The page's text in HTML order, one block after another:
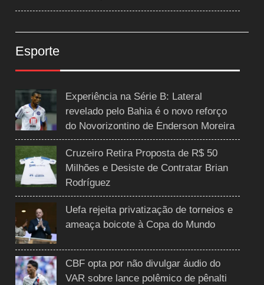
Esporte
Experiência na Série B: Lateral
revelado pelo Bahia é o novo reforço
do Novorizontino de Enderson Moreira
Cruzeiro Retira Proposta de R$ 50
Milhões e Desiste de Contratar Brian
Rodríguez
Uefa rejeita privatização de torneios e
ameaça boicote à Copa do Mundo
CBF opta por não divulgar áudio do
VAR sobre lance polêmico de pênalti